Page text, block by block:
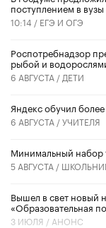
поступлением в вузы
10:14 / ЕГЭ И ОГЭ
Роспотребнадзор
рыбой и
6 АВГУСТА / ДЕТИ
​Яндекс обучил
6 АВГУСТА /УЧИТЕЛЯ
Минимальный набор
5 АВГУСТА /
Вышел в свет новый
«Образовательная
3 ИЮЛЯ / АНОНС